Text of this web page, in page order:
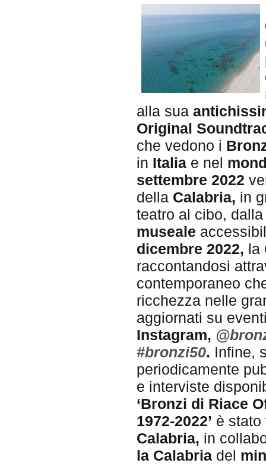
alla sua antich
Original
che vedono i B
in Italia e nel
settembre 2022
della Calabria, in
teatro al cibo,
museale
dicembre 2022, la
raccontandosi
contemporaneo
ricchezza nelle
aggiornati su
Instagram,
#bronzi50. Infine,
periodicamente
e interviste
‘Bronzi di Riace
1972-2022’ è
Calabria, in
la Calabria del